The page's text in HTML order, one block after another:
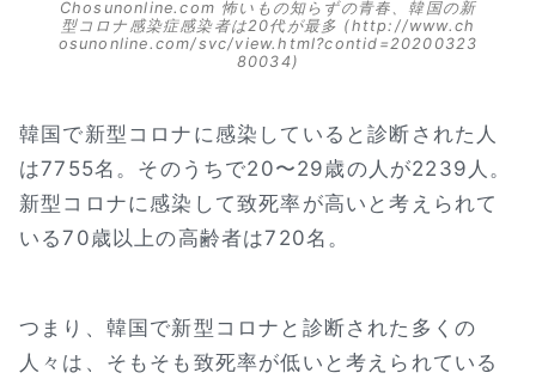
Chosunonline.com 怖いもの知らずの青春、韓国の新
型コロナ感染症感染者は20代が最多 (http://www.ch
osunonline.com/svc/view.html?contid=20200323
80034)
韓国で新型コロナに感染していると診断された人
は7755名。そのうちで20〜29歳の人が2239人。
新型コロナに感染して致死率が高いと考えられて
いる70歳以上の高齢者は720名。
つまり、韓国で新型コロナと診断された多くの
人々は、そもそも致死率が低いと考えられている